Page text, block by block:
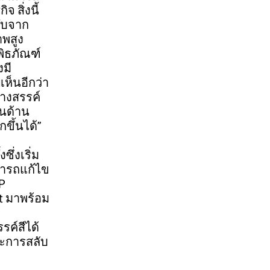
จ สิ่งนี้
จาก
สูง
พิธภัณฑ์
มี
ห็นอีกว่า
งสรรค์
ด้าน
ขึ้นได้”
ซึ่งเริ่ม
รถแก้ไข
มาพร้อม
รค์สีได้
การสลับ